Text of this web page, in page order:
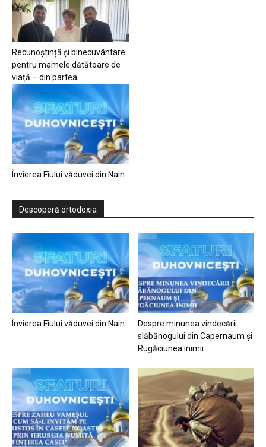
Recunoștință și binecuvântare
pentru mamele dătătoare de
viață – din partea...
Învierea Fiului văduvei din Nain
Descoperă ortodoxia
Învierea Fiului văduvei din Nain
Despre minunea vindecării
slăbănogului din Capernaum și
Rugăciunea inimii